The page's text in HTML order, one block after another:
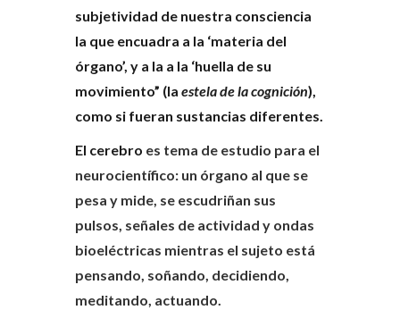
subjetividad de nuestra consciencia
la que encuadra a la ‘materia del
órgano’, y a la a la ‘huella de su
movimiento” (la estela de la cognición),
como si fueran sustancias diferentes.
El cerebro es tema de estudio para el
neurocientífico: un órgano al que se
pesa y mide, se escudriñan sus
pulsos, señales de actividad y ondas
bioeléctricas mientras el sujeto está
pensando, soñando, decidiendo,
meditando, actuando.